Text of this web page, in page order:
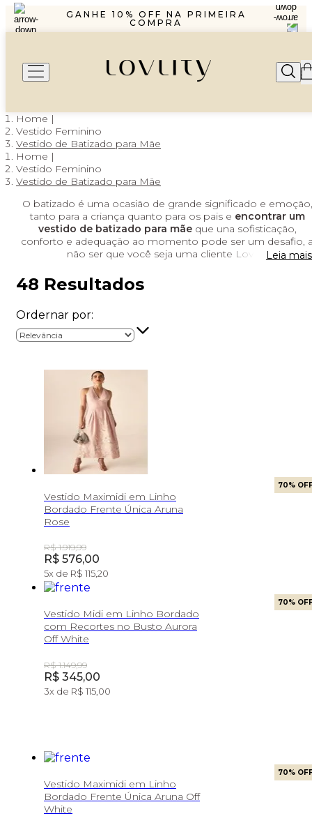
GANHE 10% OFF NA PRIMEIRA
COMPRA
PARCELAMENTO EM ATÉ 6X SEM
R$1299,99 ENVIO PAC
GANHE 10% OFF NA PRIMEIRA
Vestido Feminino
Vestido de Batizado para Mãe
Vestido Feminino
Vestido de Batizado para Mãe
O batizado é uma ocasião de grande significado e emoção,
tanto para a criança quanto para os pais e encontrar um
vestido de batizado para mãeque una sofisticação,
conforto e adequação ao momento pode ser um desafio,
não ser que você seja uma cliente Lovlity!Leia mais
48 Resultados
Ordernar por:
Vestido Maximidi em Linho
Bordado Frente Única Aruna
Rose
70%
Original Price:
R$ 1.919,99
Price:
R$ 576,00
5x de R$ 115,20
Vestido Midi em Linho Bordado
com Recortes no Busto Aurora
Off White
70%
Original Price:
R$ 1.149,99
Price:
R$ 345,00
3x de R$ 115,00
Vestido Maximidi em Linho
Bordado Frente Única Aruna Off
White
70%